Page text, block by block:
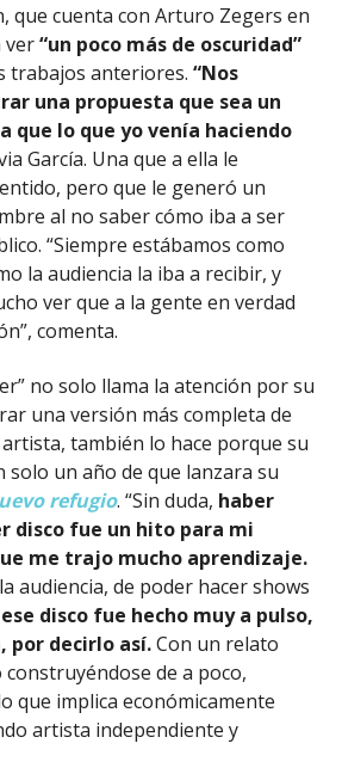
que cuenta con Arturo Zegers en
ver“un poco más de oscuridad”
trabajos anteriores. “Nos
una propuesta que sea un
que lo que yo venía haciendo
García. Una que a ella le
pero que le generó un
al no saber cómo iba a ser
“Siempre estábamos como
la audiencia la iba a recibir, y
ver que a la gente en verdad
comenta.
no solo llama la atención por su
una versión más completa de
también lo hace porque su
solo un año de que lanzara su
refugio. “Sin duda, haber
disco fue un hito para mi
me trajo mucho aprendizaje.
audiencia, de poder hacer shows
ese disco fue hecho muy a pulso,
por decirlo así.Con un relato
de a poco,
que implica económicamente
artista independiente y